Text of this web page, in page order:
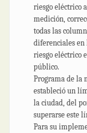
riesgo eléctrico
medición,
todas las
diferenciales en
riesgo eléctrico
público.
Programa de la
estableció un
la ciudad, del
superarse este
Para su